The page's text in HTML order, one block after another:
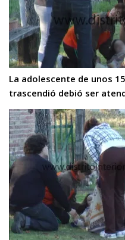
La adolescente de unos
trascendió debió ser